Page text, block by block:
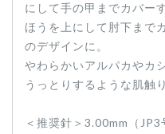
にして手の甲までカバー
ほうを上にして肘下まで
のデザインに。
やわらかいアルパカやカ
うっとりするような肌触
＜推奨針＞3.00mm（